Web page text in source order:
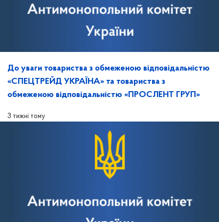
До уваги товариства з обмеженою відповідальністю
«СПЕЦТРЕЙД УКРАЇНА» та товариства з
обмеженою відповідальністю «ПРОСЛЕНТ ГРУП»
3 тижні тому